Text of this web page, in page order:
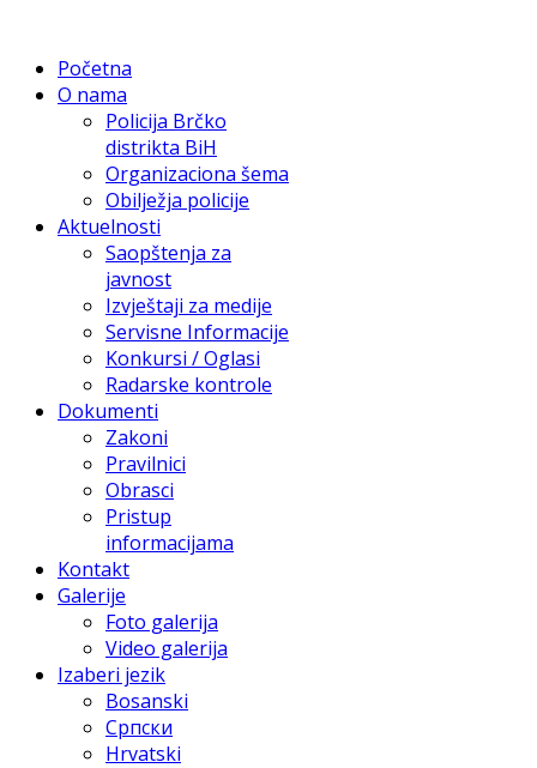
Početna
O nama
Policija Brčko
distrikta BiH
Organizaciona šema
Obilježja policije
Aktuelnosti
Saopštenja za
javnost
Izvještaji za medije
Servisne Informacije
Konkursi / Oglasi
Radarske kontrole
Dokumenti
Zakoni
Pravilnici
Obrasci
Pristup
informacijama
Kontakt
Galerije
Foto galerija
Video galerija
Izaberi jezik
Bosanski
Српски
Hrvatski